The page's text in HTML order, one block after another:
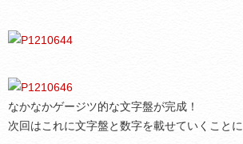
なかなかゲージツ的な文字盤が完成！
次回はこれに文字盤と数字を載せていくことに